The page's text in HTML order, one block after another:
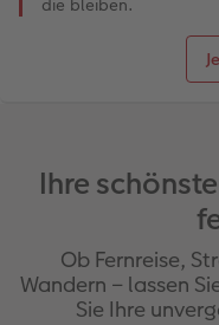
Ihre
Ob Fernreise,
Wandern – lassen
Sie Ihre